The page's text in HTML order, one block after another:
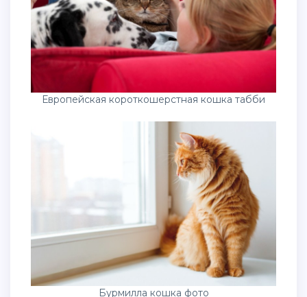
Европейская короткошерстная кошка табби
Бурмилла кошка фото